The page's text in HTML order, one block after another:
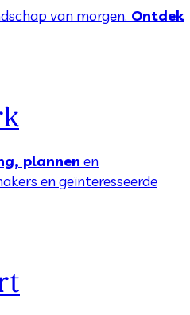
van morgen. Ontdek
plannen en
en geïnteresseerde